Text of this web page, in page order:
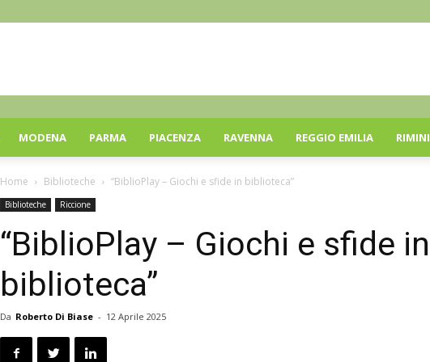
MODENA PARMA PIACENZA RAVENNA REGGIO EMILIA RIMINI
Home Biblioteche “BiblioPlay – Giochi e sfide in biblioteca”
Biblioteche Riccione
“BiblioPlay – Giochi e sfide in
biblioteca”
Da Roberto Di Biase - 12 Aprile 2025